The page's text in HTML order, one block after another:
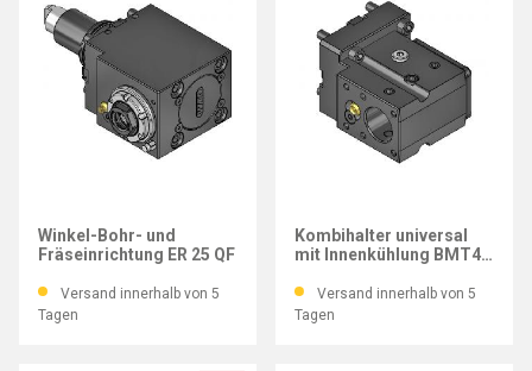
Winkel-Bohr- und
Fräseinrichtung ER 25 QF
Versand innerhalb von 5
Tagen
Kombihalter universal
mit Innenkühlung BMT45
Versand innerhalb von 5
Tagen